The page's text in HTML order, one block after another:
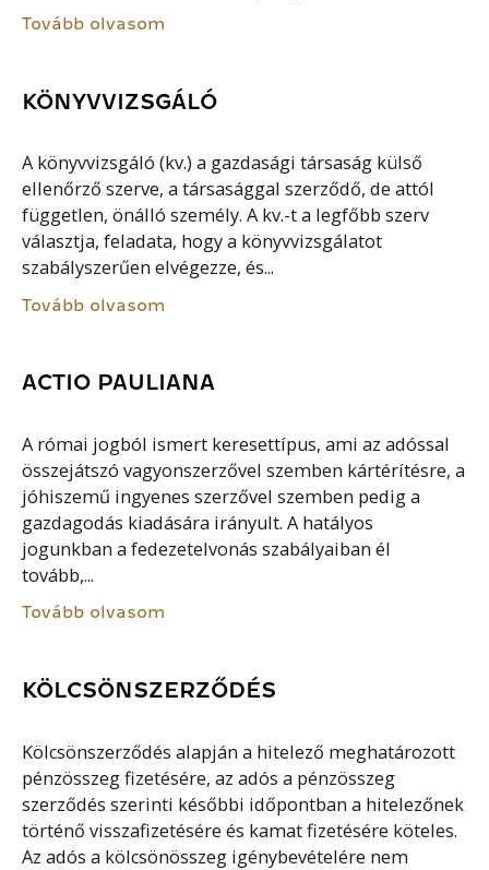
Tovább olvasom
KÖNYVVIZSGÁLÓ
A könyvvizsgáló (kv.) a gazdasági társaság külső
ellenőrző szerve, a társasággal szerződő, de attól
független, önálló személy. A kv.-t a legfőbb szerv
választja, feladata, hogy a könyvvizsgálatot
szabályszerűen elvégezze, és...
Tovább olvasom
ACTIO PAULIANA
A római jogból ismert keresettípus, ami az adóssal
összejátszó vagyonszerzővel szemben kártérítésre, a
jóhiszemű ingyenes szerzővel szemben pedig a
gazdagodás kiadására irányult. A hatályos
jogunkban a fedezetelvonás szabályaiban él
tovább,...
Tovább olvasom
KÖLCSÖNSZERZŐDÉS
Kölcsönszerződés alapján a hitelező meghatározott
pénzösszeg fizetésére, az adós a pénzösszeg
szerződés szerinti későbbi időpontban a hitelezőnek
történő visszafizetésére és kamat fizetésére köteles.
Az adós a kölcsönösszeg igénybevételére nem